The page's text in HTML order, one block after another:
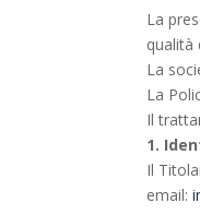
La
La
La
Il
1.
Il
email: